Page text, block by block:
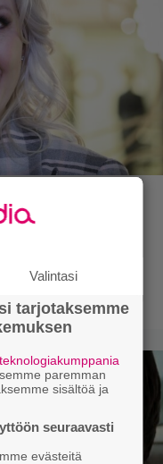
Valintasi
tarjotaksemme
paremman
sisältöä ja
seuraavasti
evästeitä